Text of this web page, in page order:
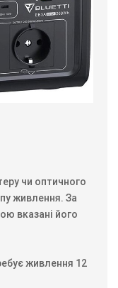
чи оптичного
живлення. За
вказані його
живлення 12